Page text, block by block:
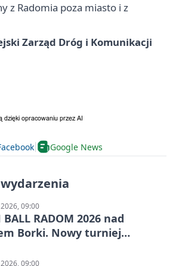
z Radomia poza miasto i z
Zarząd Dróg i Komunikacji
Google News
09:00
BALL RADOM 2026 nad
Borki. Nowy turniej
09:00